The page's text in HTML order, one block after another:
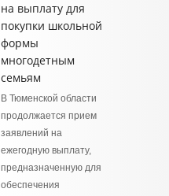
на выплату для
покупки школьной
формы
многодетным
семьям
В Тюменской области
продолжается прием
заявлений на
ежегодную выплату,
предназначенную для
обеспечения